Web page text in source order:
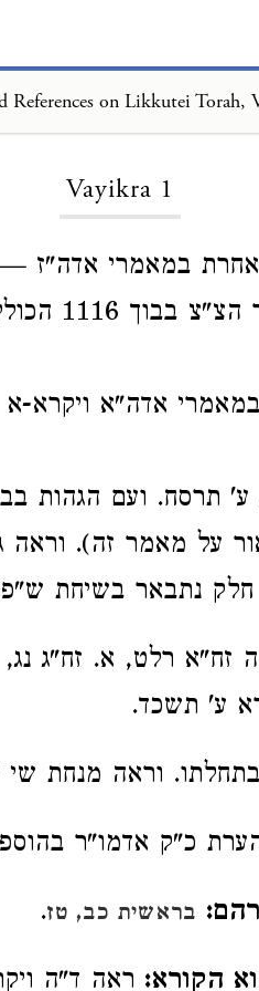
References on Likkutei Torah,
Vayikra 1
במאמרי אדה"ז
שם מגוכי"ק
אדה"א ויקרא-
תרסח. ועם הגהות
על מאמר זה).
נתבאר בשיחת ש"פ
זח"א רלט, א. זח"ג נג,
ע' תשכד.
בתחלתו. וראה מנחת
כ"ק אדמו"ר
בראשית כב, טז.
הקורא: ראה ד"ה